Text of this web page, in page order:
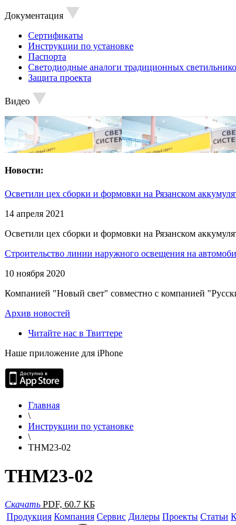
Документация
Сертификаты
Инструкции по установке
Паспорта
Светодиодные аналоги традиционных
Защита проекта
Видео
Новости:
Осветили цех сборки и формовки на Рязанском
14 апреля 2021
Осветили цех сборки и формовки на Рязанском
Строительство линии наружного освещения на
10 ноября 2020
Компанией "Новый свет" совместно с компанией
Архив новостей
Читайте нас в Твиттере
Наше приложение для iPhone
Главная
\
Инструкции по установке
\
THM23-02
THM23-02
Скачать PDF, 60.7 КБ
Продукция Компания Сервис Дилеры Проекты Статьи